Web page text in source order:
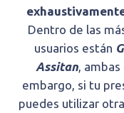
Dentro de las
usuarios están
Assitan,
embargo, si tu
puedes utilizar